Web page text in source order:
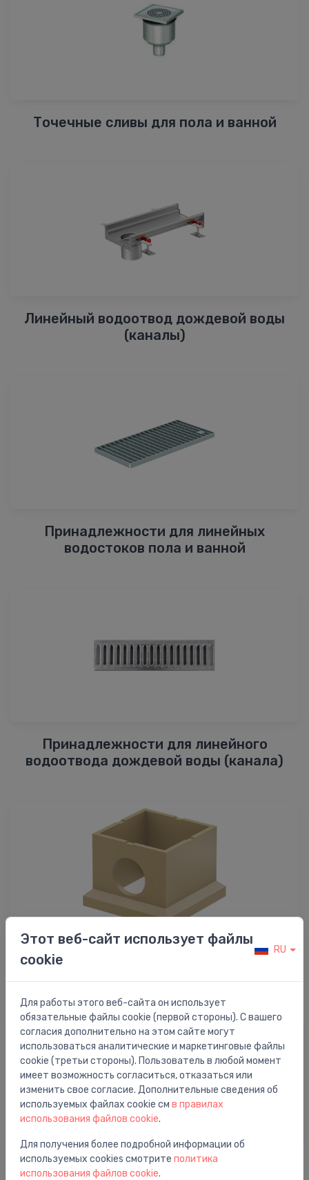
Точечные сливы для пола и ванной
Линейный водоотвод дождевой воды
(каналы)
Принадлежности для линейных
водостоков пола и ванной
Принадлежности для линейного
водоотвода дождевой воды (канала)
Принадлежности для точечные
Коврики для сбора (водоотвода)
Этот веб-сайт использует файлы
cookie
RU
Для работы этого веб-сайта он использует
обязательные файлы cookie (первой стороны). С вашего
согласия дополнительно на этом сайте могут
использоваться аналитические и маркетинговые файлы
cookie (третьи стороны). Пользователь в любой момент
имеет возможность согласиться, отказаться или
изменить свое согласие. Дополнительные сведения об
используемых файлах cookie см в правилах
использования файлов cookie.
Для получения более подробной информации об
используемых cookies смотрите политика
использования файлов cookie.